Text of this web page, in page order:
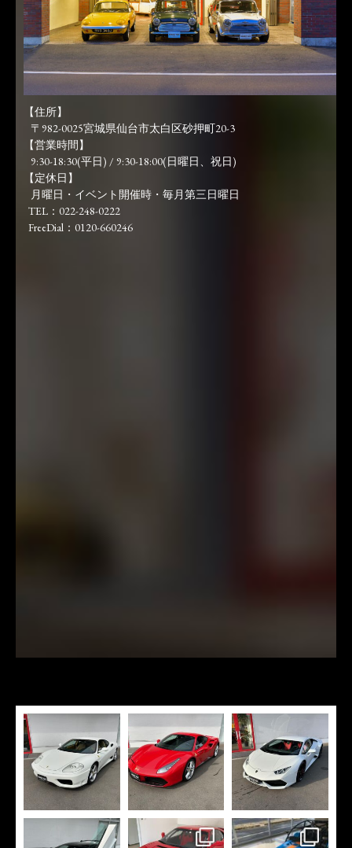
【住所】
〒982-0025宮城県仙台市太白区砂押町20-3
【営業時間】
9:30-18:30(平日) / 9:30-18:00(日曜日、祝日)
【定休日】
月曜日・イベント開催時・毎月第三日曜日
TEL：022-248-0222
FreeDial：0120-660246